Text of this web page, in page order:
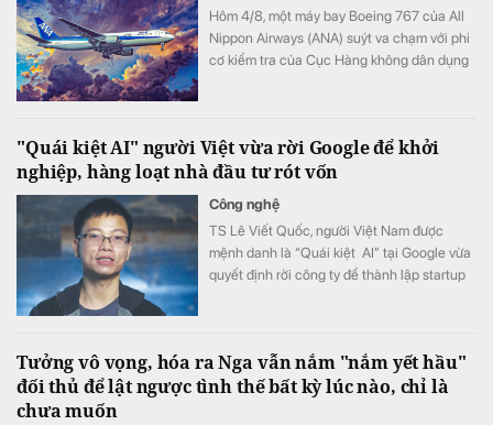
Hôm 4/8, một máy bay Boeing 767 của All
Nippon Airways (ANA) suýt va chạm với phi
cơ kiểm tra của Cục Hàng không dân dụng
"Quái kiệt AI" người Việt vừa rời Google để khởi
nghiệp, hàng loạt nhà đầu tư rót vốn
Công nghệ
TS Lê Viết Quốc, người Việt Nam được
mệnh danh là “Quái kiệt AI” tại Google vừa
quyết định rời công ty để thành lập startup
Tưởng vô vọng, hóa ra Nga vẫn nắm "nắm yết hầu"
đối thủ để lật ngược tình thế bất kỳ lúc nào, chỉ là
chưa muốn